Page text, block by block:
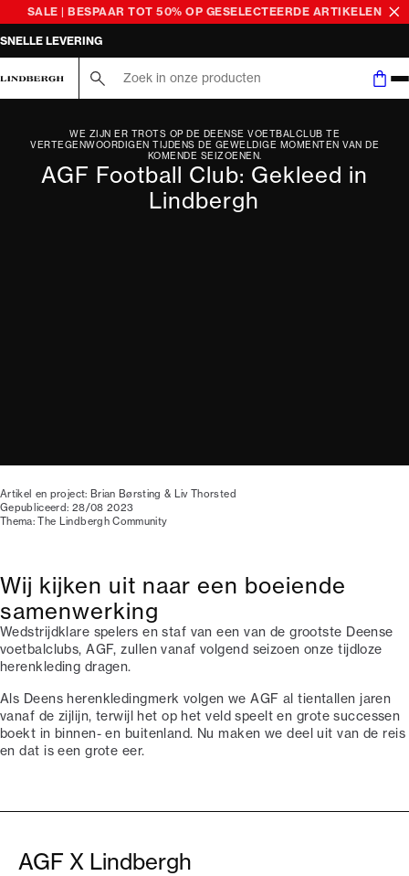
SALE | BESPAAR TOT 50% OP GESELECTEERDE ARTIKELEN
SNELLE LEVERING
WE ZIJN ER TROTS OP DE DEENSE VOETBALCLUB TE
VERTEGENWOORDIGEN TIJDENS DE GEWELDIGE MOMENTEN VAN DE
KOMENDE SEIZOENEN.
AGF Football Club: Gekleed in
Lindbergh⁠
Artikel en project: Brian Børsting & Liv Thorsted
Gepubliceerd: 28/08 2023
Thema: The Lindbergh Community
Wij kijken uit naar een boeiende
samenwerking
Wedstrijdklare spelers en staf van een van de grootste Deense
voetbalclubs, AGF, zullen vanaf volgend seizoen onze tijdloze
herenkleding dragen.
Als Deens herenkledingmerk volgen we AGF al tientallen jaren
vanaf de zijlijn, terwijl het op het veld speelt en grote successen
boekt in binnen- en buitenland. Nu maken we deel uit van de reis
en dat is een grote eer.
AGF X Lindbergh